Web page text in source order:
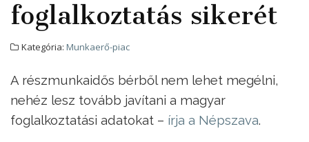
foglalkoztatás sikerét
Kategória: Munkaerő-piac
A részmunkaidős bérből nem lehet megélni,
nehéz lesz tovább javítani a magyar
foglalkoztatási adatokat – írja a Népszava.